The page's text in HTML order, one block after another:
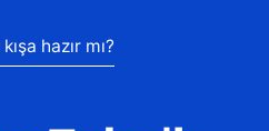
hazır mı?